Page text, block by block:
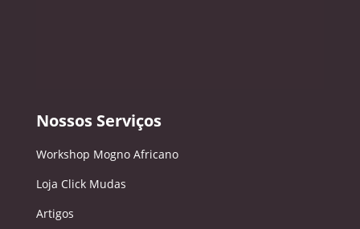
Nossos Serviços
Workshop Mogno Africano
Loja Click Mudas
Artigos